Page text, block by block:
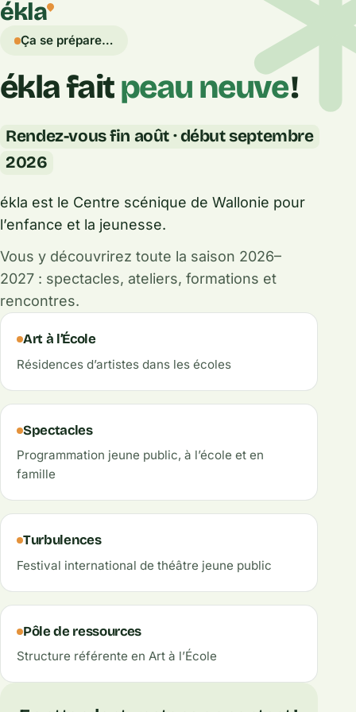
ékla
Ça se prépare…
ékla faitpeau neuve!
Rendez-vous fin août · début septembre
2026
ékla est le Centre scénique de Wallonie pour
l’enfance et la jeunesse.
Vous y découvrirez toute la saison 2026–
2027 : spectacles, ateliers, formations et
rencontres.
Ce que fait ékla
Art à l’École
Résidences d’artistes dans les écoles
Spectacles
Programmation jeune public, à l’école et en
famille
Turbulences
Festival international de théâtre jeune public
Pôle de ressources
Structure référente en Art à l’École